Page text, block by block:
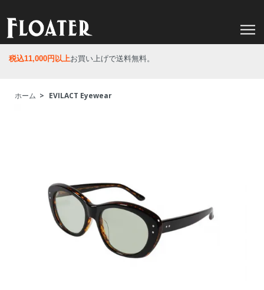
税込11,000円以上お買い上げで送料無料。
ホーム > EVILACT Eyewear